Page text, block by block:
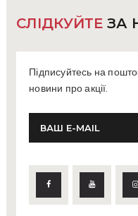
СЛІДКУЙТЕ ЗА
Підписуйтесь на
новини про акції.